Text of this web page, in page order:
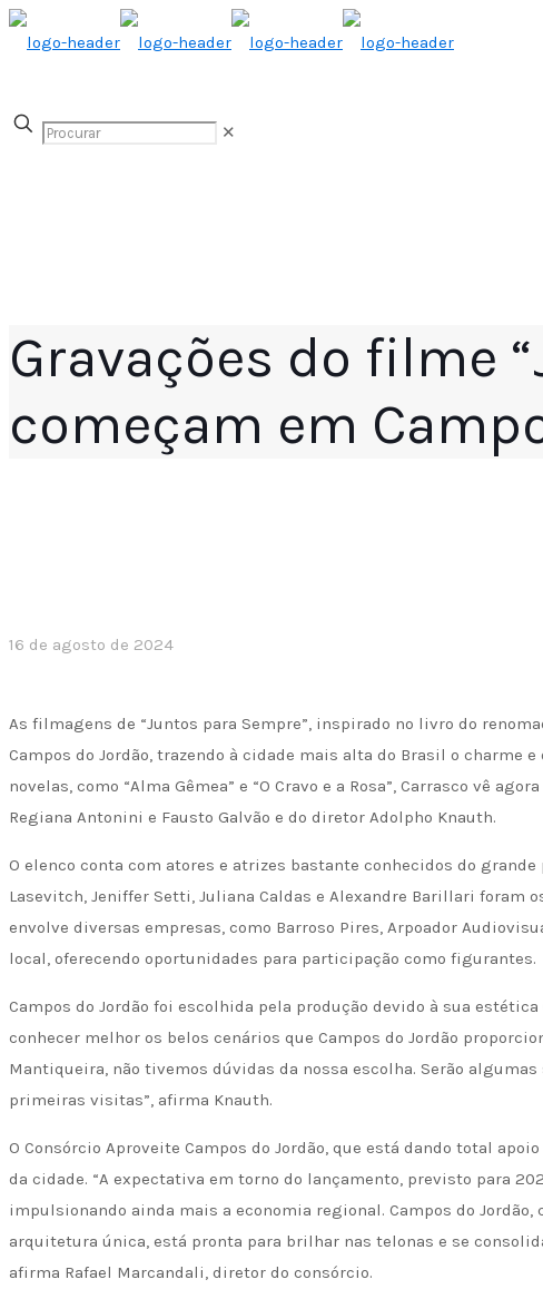
✕
Gravações do filme
começam em
16 de agosto de 2024
As filmagens de “Juntos para Sempre”, inspirado no livro do
Campos do Jordão, trazendo à cidade mais alta do Brasil o
novelas, como “Alma Gêmea” e “O Cravo e a Rosa”, Carrasco vê
Regiana Antonini e Fausto Galvão e do diretor Adolpho Knauth.
O elenco conta com atores e atrizes bastante conhecidos do
Lasevitch, Jeniffer Setti, Juliana Caldas e Alexandre Barillari foram
envolve diversas empresas, como Barroso Pires, Arpoador
local, oferecendo oportunidades para participação como figurantes.
Campos do Jordão foi escolhida pela produção devido à sua
conhecer melhor os belos cenários que Campos do Jordão
Mantiqueira, não tivemos dúvidas da nossa escolha. Serão
primeiras visitas”, afirma Knauth.
O Consórcio Aproveite Campos do Jordão, que está dando total
da cidade. “A expectativa em torno do lançamento, previsto para
impulsionando ainda mais a economia regional. Campos do
arquitetura única, está pronta para brilhar nas telonas e se
afirma Rafael Marcandali, diretor do consórcio.